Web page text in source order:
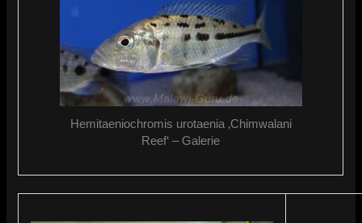
Hemitaeniochromis urotaenia ‚Chimwalani
Reef‘ – Galerie